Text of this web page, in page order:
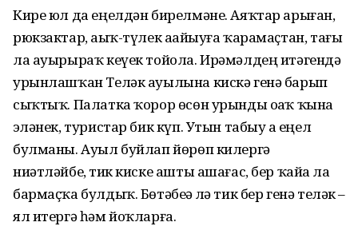
Кире юл да еңелдән бирелмәне. Аяҡтар арыған,
рюкзактар, аҙыҡ-түлек аҙайыуға ҡарамаҫтан, тағы
ла ауырыраҡ кеүек тойола. Ирәмәлдең итәгендә
урынлашҡан Теләк ауылына кискә генә барып
сыҡтыҡ. Палатка ҡорор өсөн урынды оҙаҡ ҡына
эҙләнек, туристар бик күп. Утын табыу ҙа еңел
булманы. Ауыл буйлап йөрөп килергә
ниәтләйбеҙ, тик киске ашты ашағас, бер ҡайҙа ла
бармаҫҡа булдыҡ. Бөтәбеҙҙә лә тик бер генә теләк –
ял итергә һәм йоҡларға.